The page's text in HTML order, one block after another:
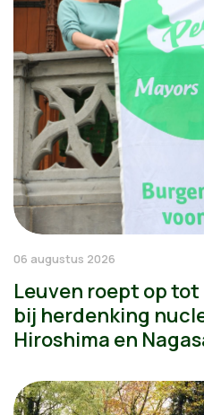
06 augustus 2026
Leuven roept op
bij herdenking
Hiroshima en